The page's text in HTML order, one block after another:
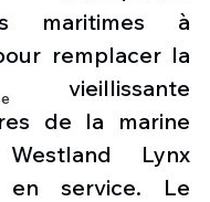
maritimes à
remplacer la
de la marine
Lynx
en service. Le